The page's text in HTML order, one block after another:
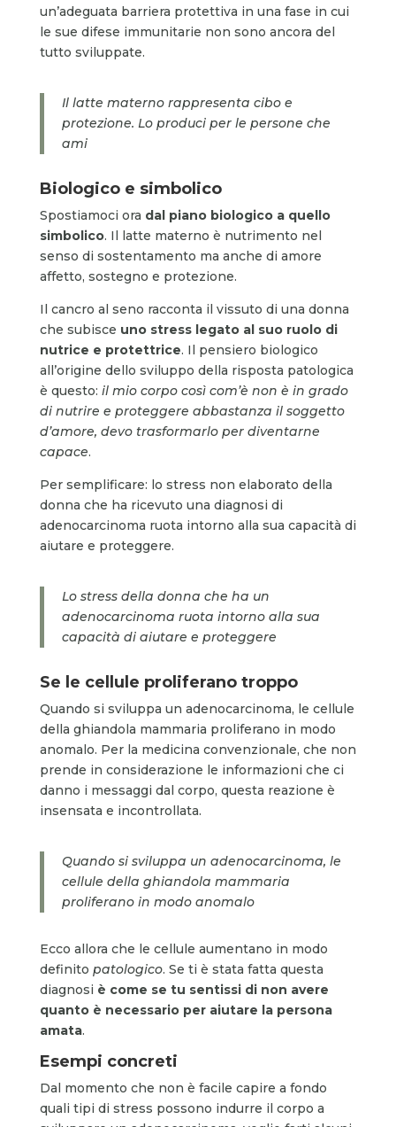
un’adeguata barriera protettiva in una fase in cui
le sue difese immunitarie non sono ancora del
tutto sviluppate.
Il latte materno rappresenta cibo e
protezione. Lo produci per le persone che
ami
Biologico e simbolico
Spostiamoci ora dal piano biologico a quello
simbolico. Il latte materno è nutrimento nel
senso di sostentamento ma anche di amore
affetto, sostegno e protezione.
Il cancro al seno racconta il vissuto di una donna
che subisce uno stress legato al suo ruolo di
nutrice e protettrice. Il pensiero biologico
all’origine dello sviluppo della risposta patologica
è questo: il mio corpo così com’è non è in grado
di nutrire e proteggere abbastanza il soggetto
d’amore, devo trasformarlo per diventarne
capace.
Per semplificare: lo stress non elaborato della
donna che ha ricevuto una diagnosi di
adenocarcinoma ruota intorno alla sua capacità di
aiutare e proteggere.
Lo stress della donna che ha un
adenocarcinoma ruota intorno alla sua
capacità di aiutare e proteggere
Se le cellule proliferano troppo
Quando si sviluppa un adenocarcinoma, le cellule
della ghiandola mammaria proliferano in modo
anomalo. Per la medicina convenzionale, che non
prende in considerazione le informazioni che ci
danno i messaggi dal corpo, questa reazione è
insensata e incontrollata.
Quando si sviluppa un adenocarcinoma, le
cellule della ghiandola mammaria
proliferano in modo anomalo
Ecco allora che le cellule aumentano in modo
definito patologico. Se ti è stata fatta questa
diagnosi è come se tu sentissi di non avere
quanto è necessario per aiutare la persona
amata.
Esempi concreti
Dal momento che non è facile capire a fondo
quali tipi di stress possono indurre il corpo a